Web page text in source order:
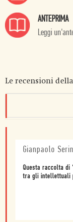
ANTEPRIMA
Leggi
Le recensioni
Gianpaolo
Questa raccolta di
tra gli intellettuali